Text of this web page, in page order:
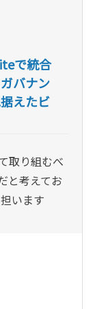
で統合
バナン
えたビ
取り組むべ
と考えてお
います